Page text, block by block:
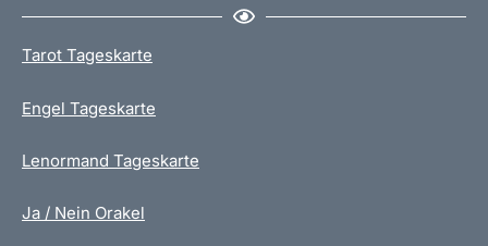
Tarot Tageskarte
Engel Tageskarte
Lenormand Tageskarte
Ja / Nein Orakel